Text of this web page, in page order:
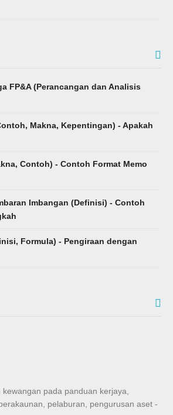
FP&A (Perancangan dan Analisis
Makna, Kepentingan) - Apakah
Contoh) - Contoh Format Memo
Imbangan (Definisi) - Contoh
Formula) - Pengiraan dengan
pada panduan kerjaya,
pelaburan, pengurusan aset -